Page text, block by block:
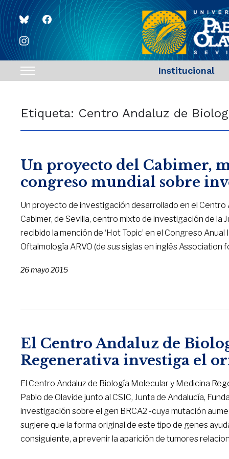
blueskyfacebook
instagram
Toggle
navigation
Institucional
Etiqueta: Centro Andaluz de
Un proyecto del Cabimer,
congreso mundial sobre
Un proyecto de investigación desarrollado en el
Cabimer, de Sevilla, centro mixto de investigación de la
recibido la mención de ‘Hot Topic’ en el Congreso
Oftalmología ARVO (de sus siglas en inglés Association
26 mayo 2015
El Centro Andaluz de
Regenerativa investiga el
El Centro Andaluz de Biología Molecular y Medicina
Pablo de Olavide junto al CSIC, Junta de Andalucía,
investigación sobre el gen BRCA2 -cuya mutación
sugiere que la forma original de este tipo de genes
consiguiente, a prevenir la aparición de tumores